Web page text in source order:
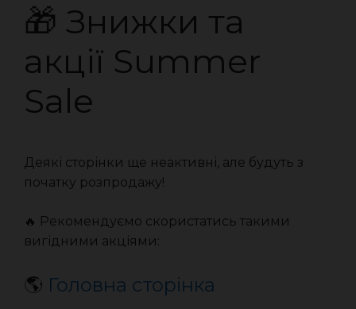
🎁 Знижки та
акції Summer
Sale
Деякі сторінки ще неактивні, але будуть з
початку розпродажу!
🔥 Рекомендуємо скористатись такими
вигідними акціями:
🌎 Головна сторінка